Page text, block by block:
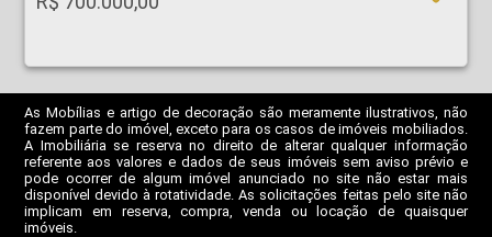
As Mobílias e artigo de decoração são meramente ilustrativos, não
fazem parte do imóvel, exceto para os casos de imóveis mobiliados.
A Imobiliária se reserva no direito de alterar qualquer informação
referente aos valores e dados de seus imóveis sem aviso prévio e
pode ocorrer de algum imóvel anunciado no site não estar mais
disponível devido à rotatividade. As solicitações feitas pelo site não
implicam em reserva, compra, venda ou locação de quaisquer
imóveis.